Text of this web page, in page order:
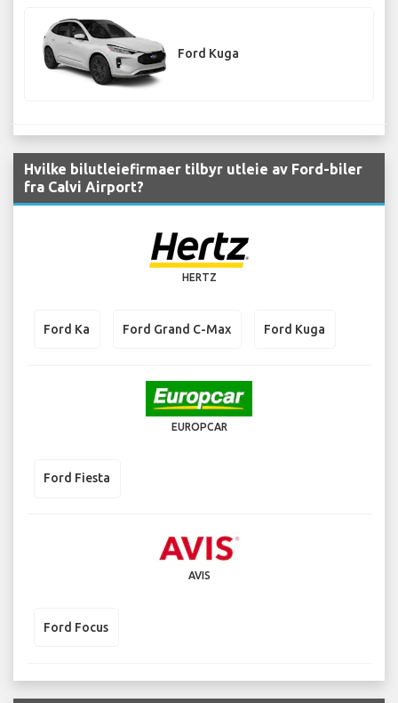
Ford Kuga
Hvilke bilutleiefirmaer tilbyr utleie av Ford-biler
fra Calvi Airport?
HERTZ
Ford Ka Ford Grand C-Max Ford Kuga
EUROPCAR
Ford Fiesta
AVIS
Ford Focus